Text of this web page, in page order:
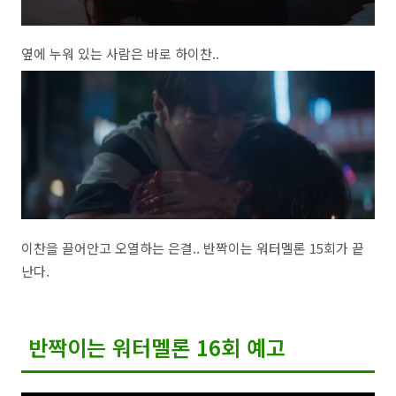
옆에 누워 있는 사람은 바로 하이찬..
이찬을 끌어안고 오열하는 은결.. 반짝이는 워터멜론 15회가 끝
난다.
반짝이는 워터멜론 16회 예고